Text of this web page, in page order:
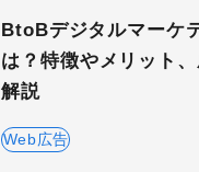
BtoBデジタルマーケ
は？特徴やメリット
解説
Web広告